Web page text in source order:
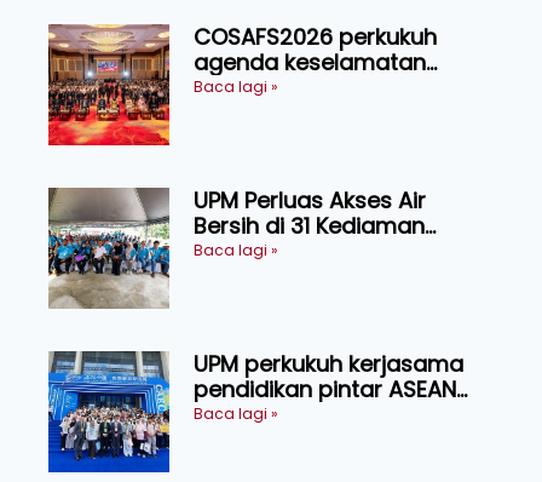
COSAFS2026 perkukuh
agenda keselamatan
makanan, AgriHub pacu
Baca lagi »
UPM Perluas Akses Air
Bersih di 31 Kediaman
Orang Asli Tasik Chini
Baca lagi »
UPM perkukuh kerjasama
pendidikan pintar ASEAN
menerusi lawatan rasmi ke
Baca lagi »